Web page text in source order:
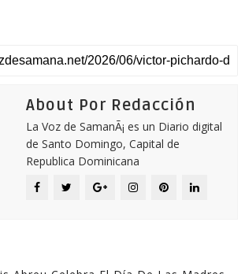
About Por Redacción
La Voz de SamanÃ¡ es un Diario digital
de Santo Domingo, Capital de
Republica Dominicana